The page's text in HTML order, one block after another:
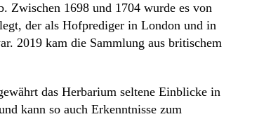
Zwischen 1698 und 1704 wurde es von
der als Hofprediger in London und in
2019 kam die Sammlung aus britischem
das Herbarium seltene Einblicke in
kann so auch Erkenntnisse zum